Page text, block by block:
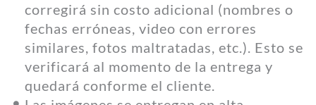
corregirá sin costo adicional (nombres o
fechas erróneas, video con errores
similares, fotos maltratadas, etc.). Esto se
verificará al momento de la entrega y
quedará conforme el cliente.